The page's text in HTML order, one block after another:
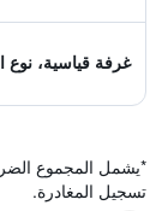
غرفة قياسية،
*يشمل المجموع
تسجيل المغادرة.